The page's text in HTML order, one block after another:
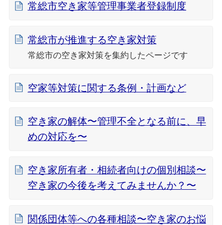
常総市空き家等管理事業者登録制度
常総市が推進する空き家対策
常総市の空き家対策を集約したページです
空家等対策に関する条例・計画など
空き家の解体〜管理不全となる前に、早
めの対応を〜
空き家所有者・相続者向けの個別相談〜
空き家の今後を考えてみませんか？〜
関係団体等への各種相談〜空き家のお悩